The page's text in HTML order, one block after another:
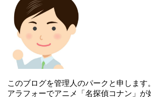
このブログを管理人のパークと申します。
アラフォーでアニメ「名探偵コナン」が